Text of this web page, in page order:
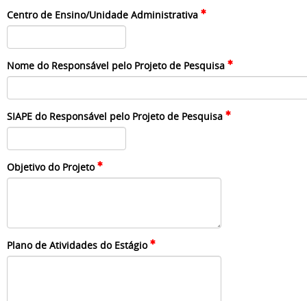
Centro de Ensino/Unidade Administrativa
Nome do Responsável pelo Projeto de Pesquisa
SIAPE do Responsável pelo Projeto de Pesquisa
Objetivo do Projeto
Plano de Atividades do Estágio